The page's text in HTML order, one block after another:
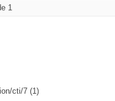
1
cti/7 (1)